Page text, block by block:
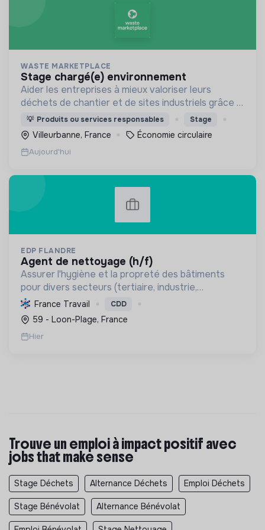
WASTE MARKETPLACE
stage chargé(e) environnement
Aider les entreprises à mieux valoriser leurs
déchets de chantier et de sites industriels grâce à
une application digitale.
💡 Produits ou services responsables Stage
Villeurbanne, France Économie circulaire
Aujourd'hui
EDP FLANDRE
agent de nettoyage (h/f)
Assurer l'hygiène et la propreté des bâtiments
pour divers secteurs (tertiaire, industrie,
commerce), garantissant un entretien courant et
spécialisé des locaux et surfaces.
France Travail CDD
59 - Loon-Plage, France
Hier
Trouve un emploi à impact positif avec
jobs that make sense
Stage Déchets Alternance Déchets Emploi Déchets
Stage Bénévolat Alternance Bénévolat